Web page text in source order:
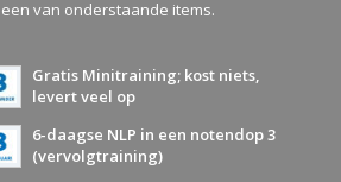
van onderstaande items.
Gratis Minitraining; kost niets,
levert veel op
6-daagse NLP in een notendop 3
(vervolgtraining)